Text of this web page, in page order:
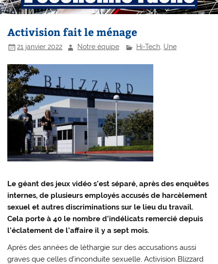
Activision fait le ménage
21 janvier 2022 Notre équipe Hi-Tech, Une
Le géant des jeux vidéo s’est séparé, après des enquêtes
internes, de plusieurs employés accusés de harcèlement
sexuel et autres discriminations sur le lieu du travail.
Cela porte à 40 le nombre d’indélicats remercié depuis
l’éclatement de l’affaire il y a sept mois.
Après des années de léthargie sur des accusations aussi
graves que celles d’inconduite sexuelle, Activision Blizzard